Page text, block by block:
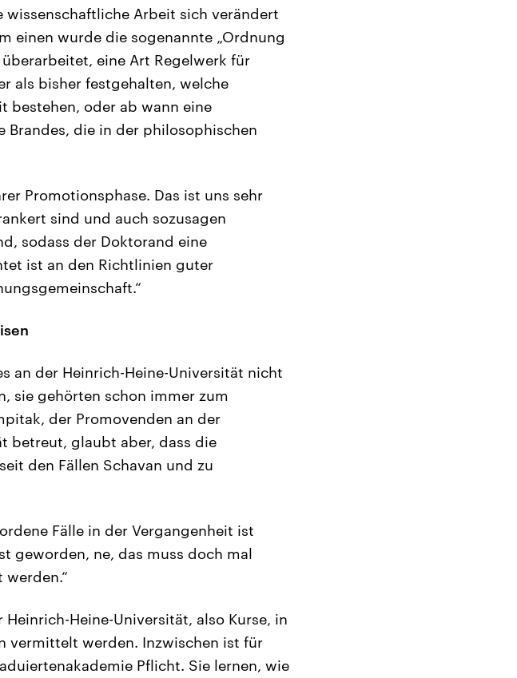
Arbeit sich verändert
einen wurde die sogenannte „Ordnung
eine Art Regelwerk für
als bisher festgehalten, welche
bestehen, oder ab wann eine
Brandes, die in der philosophischen
Promotionsphase. Das ist uns sehr
sind und auch sozusagen
sodass der Doktorand eine
ist an den Richtlinien guter
an der Heinrich-Heine-Universität nicht
sie gehörten schon immer zum
der Promovenden an der
betreut, glaubt aber, dass die
den Fällen Schavan und zu
Fälle in der Vergangenheit ist
geworden, ne, das muss doch mal
Heine-Universität, also Kurse, in
vermittelt werden. Inzwischen ist für
Pflicht. Sie lernen, wie